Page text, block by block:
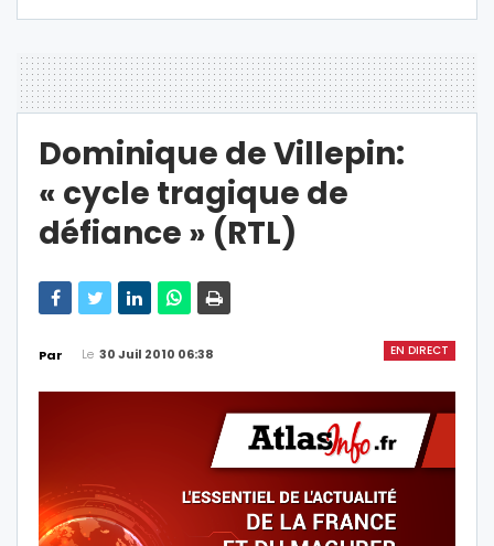
Dominique de Villepin:
« cycle tragique de
défiance » (RTL)
EN DIRECT
Par Le 30 Juil 2010 06:38